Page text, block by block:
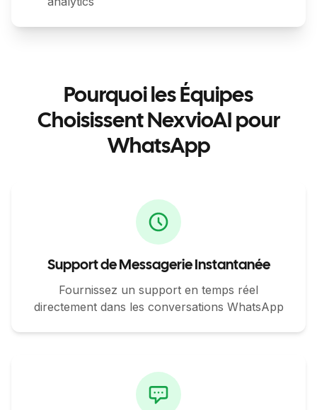
Pourquoi les Équipes
Choisissent NexvioAI pour
WhatsApp
Support de Messagerie Instantanée
Fournissez un support en temps réel
directement dans les conversations WhatsApp